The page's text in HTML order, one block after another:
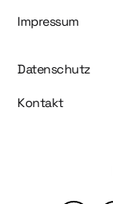
Impressum
Datenschutz
Kontakt